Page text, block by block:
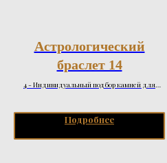
Астрологический
браслет 14
4 - Индивидуальный подбор камней для
Подробнее